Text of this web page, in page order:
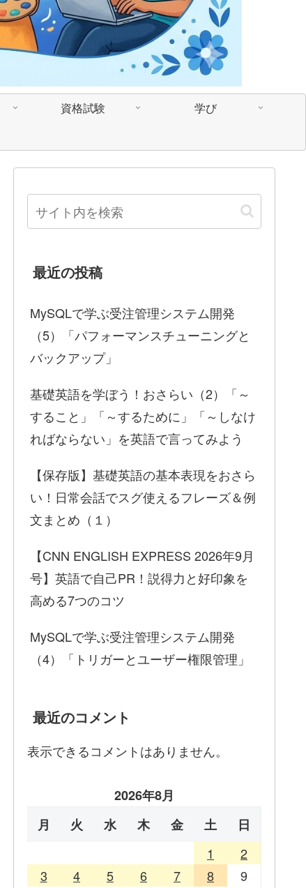
資格試験
学び
最近の投稿
MySQLで学ぶ受注管理システム開発
（5）「パフォーマンスチューニングと
バックアップ」
基礎英語を学ぼう！おさらい（2）「～
すること」「～するために」「～しなけ
ればならない」を英語で言ってみよう
【保存版】基礎英語の基本表現をおさら
い！日常会話でスグ使えるフレーズ＆例
文まとめ（１）
【CNN ENGLISH EXPRESS 2026年9月
号】英語で自己PR！説得力と好印象を
高める7つのコツ
MySQLで学ぶ受注管理システム開発
（4）「トリガーとユーザー権限管理」
最近のコメント
表示できるコメントはありません。
2026年8月
月
火 水 木 金 土
日
1
2
3
4 5 6 7 8
9